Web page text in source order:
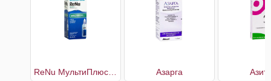
Азарга